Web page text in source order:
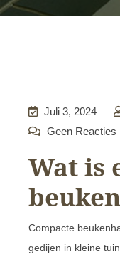
Juli 3, 2024
Geen Reacties
Wat is
Compacte
gedijen in kleine